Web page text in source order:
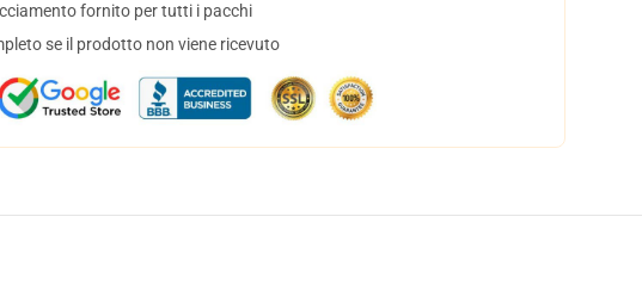
fornito per tutti i pacchi
se il prodotto non viene ricevuto